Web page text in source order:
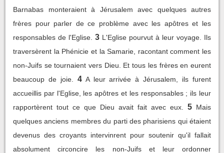
Barnabas monteraient à Jérusalem avec quelques autres
frères pour parler de ce problème avec les apôtres et les
responsables de l'Eglise. 3 L'Eglise pourvut à leur voyage. Ils
traversèrent la Phénicie et la Samarie, racontant comment les
non-Juifs se tournaient vers Dieu. Et tous les frères en eurent
beaucoup de joie.
4 A leur arrivée à Jérusalem, ils furent
accueillis par l'Eglise, les apôtres et les responsables ; ils leur
rapportèrent tout ce que Dieu avait fait avec eux.
5 Mais
quelques anciens membres du parti des pharisiens qui étaient
devenus des croyants intervinrent pour soutenir qu'il fallait
absolument circoncire les non-Juifs et leur ordonner